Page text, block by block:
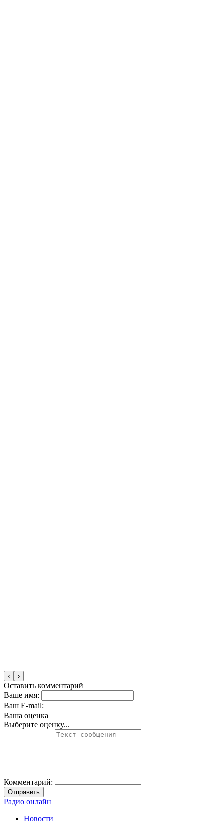
‹ ›
Оставить комментарий
Ваше имя:
Ваш E-mail:
Ваша оценка
Выберите оценку...
Комментарий:
Отправить
Радио онлайн
Новости